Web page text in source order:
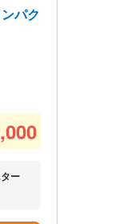
パク
ー